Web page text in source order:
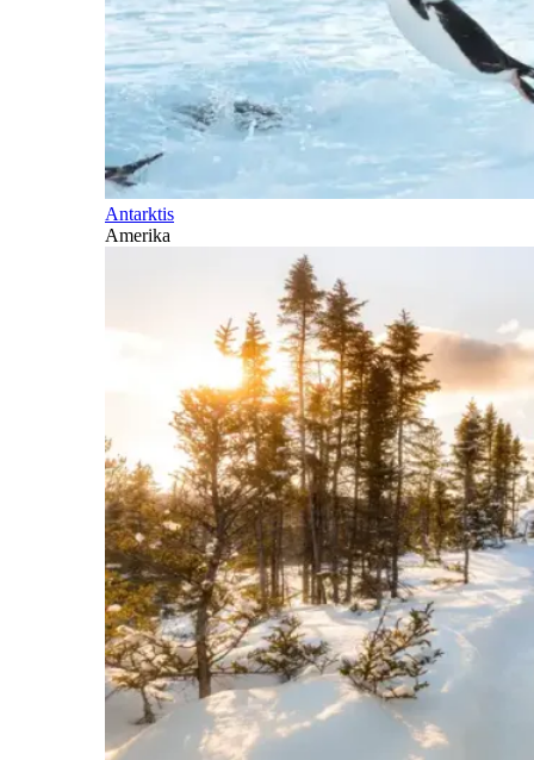
Antarktis
Amerika